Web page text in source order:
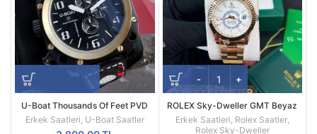
U-Boat Thousands Of Feet PVD
Kasa Replika Erkek Kol Saati
Erkek Saatleri, U-Boat Saatler
ROLEX Sky-Dweller GMT Beyaz
Kadran Sarı Kasa Erkek Saati
Erkek Saatleri, Rolex Saatler,
Rolex Sky-Dweller